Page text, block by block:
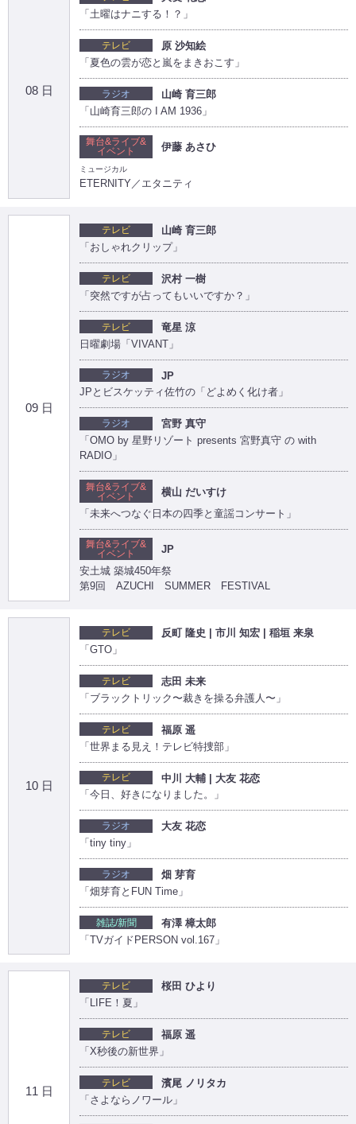
08 日
「土曜はナニする！？」
テレビ
原 沙知絵
「夏色の雲が恋と嵐をまきおこす」
ラジオ
山崎 育三郎
「山崎育三郎の I AM 1936」
舞台&ライブ&
イベント
伊藤 あさひ
ミュージカル
ETERNITY／エタニティ
09 日
テレビ
山崎 育三郎
「おしゃれクリップ」
テレビ
沢村 一樹
「突然ですが占ってもいいですか？」
テレビ
竜星 涼
日曜劇場「VIVANT」
ラジオ
JP
JPとビスケッティ佐竹の「どよめく化け者」
ラジオ
宮野 真守
「OMO by 星野リゾート presents 宮野真守 の with
RADIO」
舞台&ライブ&
イベント
横山 だいすけ
「未来へつなぐ日本の四季と童謡コンサート」
舞台&ライブ&
イベント
JP
安土城 築城450年祭
第9回 AZUCHI SUMMER FESTIVAL
10 日
テレビ
反町 隆史 | 市川 知宏 | 稲垣 来泉
「GTO」
テレビ
志田 未来
「ブラックトリック〜裁きを操る弁護人〜」
テレビ
福原 遥
「世界まる見え！テレビ特捜部」
テレビ
中川 大輔 | 大友 花恋
「今日、好きになりました。」
ラジオ
大友 花恋
「tiny tiny」
ラジオ
畑 芽育
「畑芽育とFUN Time」
雑誌/新聞
有澤 樟太郎
「TVガイドPERSON vol.167」
11 日
テレビ
桜田 ひより
「LIFE！夏」
テレビ
福原 遥
「X秒後の新世界」
テレビ
濱尾 ノリタカ
「さよならノワール」